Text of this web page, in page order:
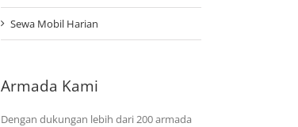
Sewa Mobil Harian
Armada Kami
Dengan dukungan lebih dari 200 armada